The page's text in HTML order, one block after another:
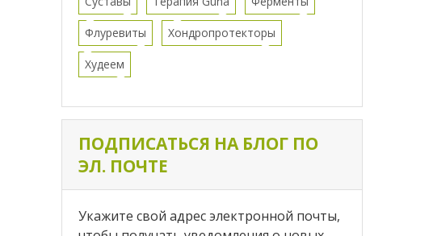
Флуревиты Хондропротекторы
Худеем
ПОДПИСАТЬСЯ НА БЛОГ ПО
ЭЛ. ПОЧТЕ
Укажите свой адрес электронной почты,